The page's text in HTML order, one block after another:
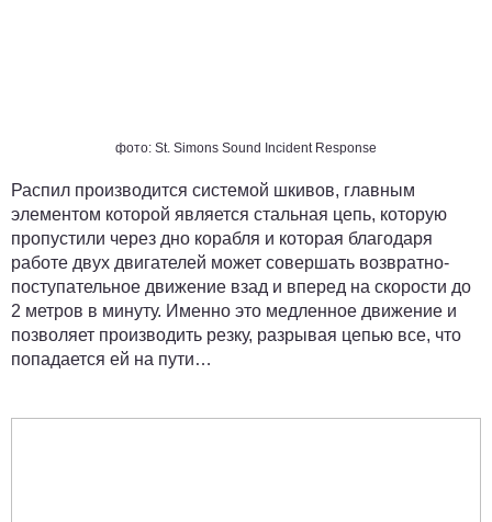
фото: St. Simons Sound Incident Response
Распил производится системой шкивов, главным
элементом которой является стальная цепь, которую
пропустили через дно корабля и которая благодаря
работе двух двигателей может совершать возвратно-
поступательное движение взад и вперед на скорости до
2 метров в минуту. Именно это медленное движение и
позволяет производить резку, разрывая цепью все, что
попадается ей на пути…